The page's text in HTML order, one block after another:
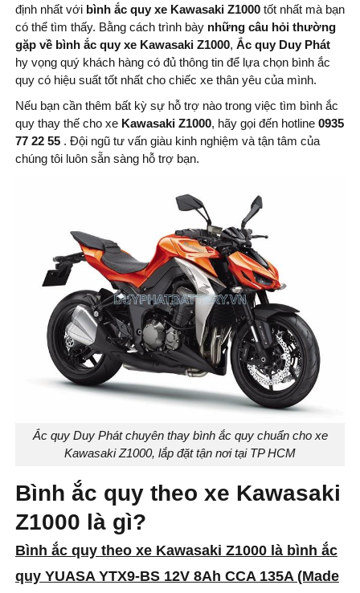
định nhất với bình ắc quy xe Kawasaki Z1000 tốt nhất mà bạn
có thể tìm thấy. Bằng cách trình bày những câu hỏi thường
gặp về bình ắc quy xe Kawasaki Z1000, Ắc quy Duy Phát
hy vọng quý khách hàng có đủ thông tin để lựa chọn bình ắc
quy có hiệu suất tốt nhất cho chiếc xe thân yêu của mình.
Nếu bạn cần thêm bất kỳ sự hỗ trợ nào trong việc tìm bình ắc
quy thay thế cho xe Kawasaki Z1000, hãy gọi đến hotline 0935
77 22 55 . Đội ngũ tư vấn giàu kinh nghiệm và tận tâm của
chúng tôi luôn sẵn sàng hỗ trợ bạn.
Ắc quy Duy Phát chuyên thay bình ắc quy chuẩn cho xe
Kawasaki Z1000, lắp đặt tận nơi tại TP HCM
Bình ắc quy theo xe Kawasaki
Z1000 là gì?
Bình ắc quy theo xe Kawasaki Z1000 là bình ắc
quy YUASA YTX9-BS 12V 8Ah CCA 135A (Made